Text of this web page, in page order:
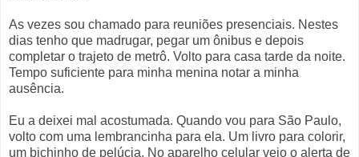
As vezes sou chamado para reuniões presenciais. Nestes
dias tenho que madrugar, pegar um ônibus e depois
completar o trajeto de metrô. Volto para casa tarde da noite.
Tempo suficiente para minha menina notar a minha
ausência.
Eu a deixei mal acostumada. Quando vou para São Paulo,
volto com uma lembrancinha para ela. Um livro para colorir,
um bichinho de pelúcia. No aparelho celular vejo o alerta de